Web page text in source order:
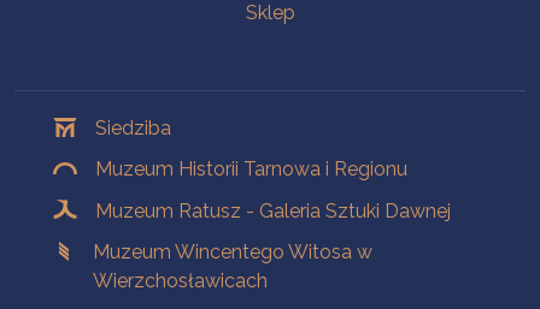
Sklep
Siedziba
Muzeum Historii Tarnowa i Regionu
Muzeum Ratusz - Galeria Sztuki Dawnej
Muzeum Wincentego Witosa w
Wierzchosławicach